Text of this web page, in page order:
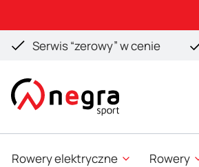
Serwis “zerowy” w cenie
Rowery elektryczne Rowery